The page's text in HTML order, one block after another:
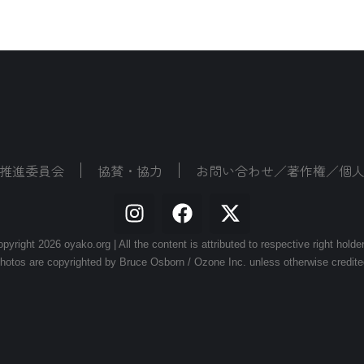
進委員会 協賛・協力 お問い合わせ／著作権／個
2026 oyako.org | All the content is attributed to respective right
are copyrighted by Bruce Osborn / Ozone Inc. unless otherwise